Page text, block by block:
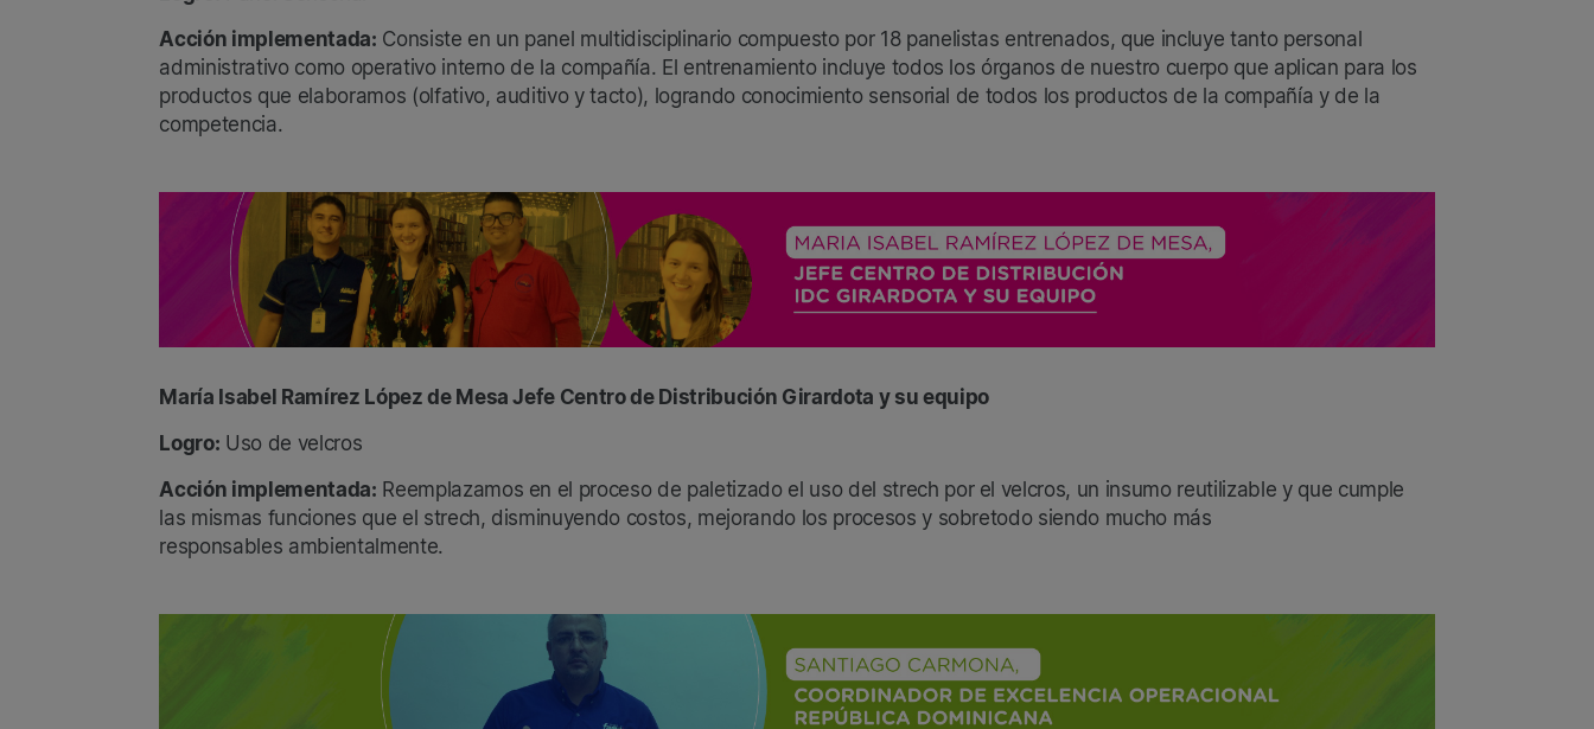
Acción implementada: Consiste en un panel multidisciplinario compuesto por 18 panelistas entrenados, que incluye tanto personal
administrativo como operativo interno de la compañía. El entrenamiento incluye todos los órganos de nuestro cuerpo que aplican para los
productos que elaboramos (olfativo, auditivo y tacto), logrando conocimiento sensorial de todos los productos de la compañía y de la
competencia.
María Isabel Ramírez López de Mesa Jefe Centro de Distribución Girardota y su equipo
Logro: Uso de velcros
Acción implementada: Reemplazamos en el proceso de paletizado el uso del strech por el velcros, un insumo reutilizable y que cumple
las mismas funciones que el strech, disminuyendo costos, mejorando los procesos y sobretodo siendo mucho más
responsables ambientalmente.